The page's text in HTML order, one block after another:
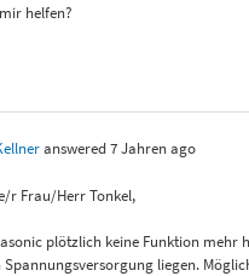
helfen?
answered 7 Jahren ago
r Frau/Herr Tonkel,
plötzlich keine Funktion mehr
liegen.